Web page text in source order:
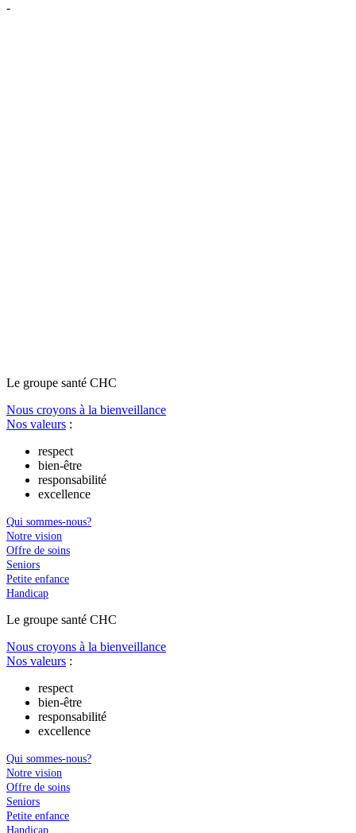
-
Le groupe santé CHC
Nous croyons à la bienveillance
Nos valeurs :
respect
bien-être
responsabilité
excellence
Qui sommes-nous?
Notre vision
Offre de soins
Seniors
Petite enfance
Handicap
Le groupe santé CHC
Nous croyons à la bienveillance
Nos valeurs :
respect
bien-être
responsabilité
excellence
Qui sommes-nous?
Notre vision
Offre de soins
Seniors
Petite enfance
Handicap